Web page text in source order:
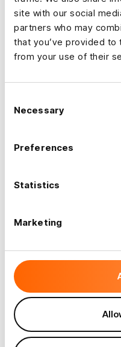
site with our social
partners who may
that you’ve provided
from your use of their
Selection
Necessary
Preferences
Statistics
Marketing